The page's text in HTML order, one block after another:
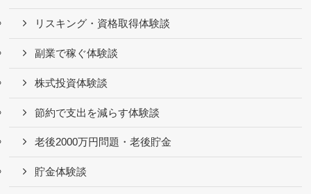
リスキング・資格取得体験談
副業で稼ぐ体験談
株式投資体験談
節約で支出を減らす体験談
老後2000万円問題・老後貯金
貯金体験談